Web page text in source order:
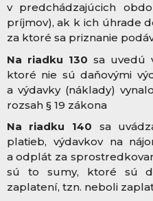
v predchádzajúcich
príjmov), ak k ich úhrade
za ktoré sa priznanie
Na riadku 130 sa uvedú
ktoré nie sú daňovými
a výdavky (náklady)
rozsah § 19 zákona
Na riadku 140 sa
platieb, výdavkov na
a odplát za
sú to sumy, ktoré sú
zaplatení, tzn. neboli